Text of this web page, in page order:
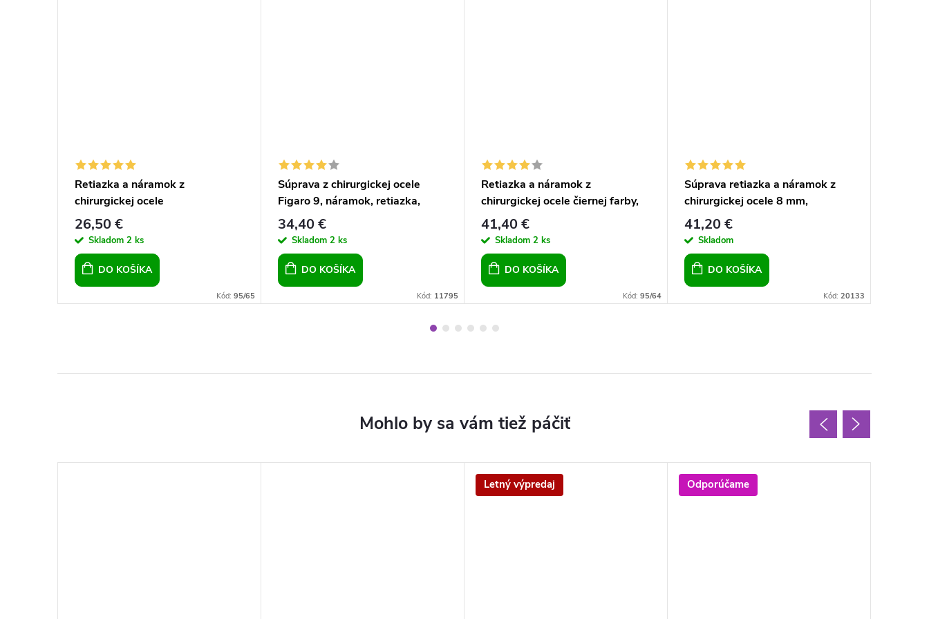
Retiazka a náramok z
chirurgickej ocele
26,50 €
Skladom 2 ks
DO KOŠÍKA
Kód: 95/65
Súprava z chirurgickej ocele
Figaro 9, náramok, retiazka,
hrubé, pre chlapov, pre mužov
34,40 €
Skladom 2 ks
DO KOŠÍKA
Kód: 11795
Retiazka a náramok z
chirurgickej ocele čiernej farby,
pre chlapov, pre mužov, čierna
41,40 €
Skladom 2 ks
DO KOŠÍKA
Kód: 95/64
Súprava retiazka a náramok z
chirurgickej ocele 8 mm,
obdĺžniková, pre chlapov pre
mužov
41,20 €
Skladom
DO KOŠÍKA
Kód: 20133
Letný výpredaj Odporúčame